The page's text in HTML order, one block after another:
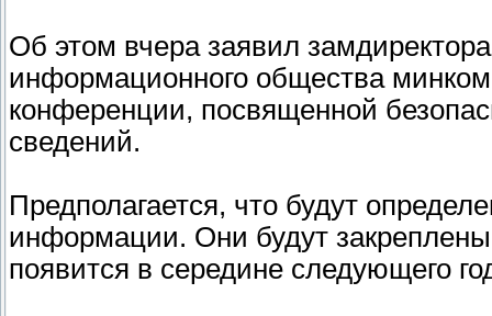
Об этом вчера заявил
информационного общества
конференции, посвященной
сведений.
Предполагается, что будут
информации. Они будут
появится в середине следующего